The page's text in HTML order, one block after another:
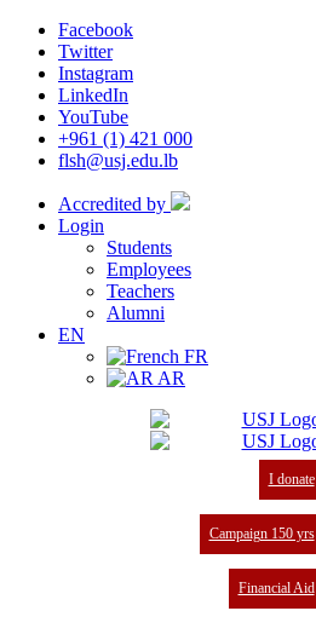
Facebook
Twitter
Instagram
LinkedIn
YouTube
+961 (1) 421 000
flsh@usj.edu.lb
Accredited by
Login
Students
Employees
Teachers
Alumni
EN
FR
AR
I donate
Campaign 150 yrs
Financial Aid